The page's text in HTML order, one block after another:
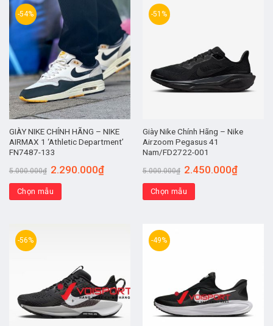
-54%
GIÀY NIKE CHÍNH HÃNG – NIKE
AIRMAX 1 ‘Athletic Department’
FN7487-133
5.000.000₫ 2.290.000₫
Chọn mẫu
-51%
Giày Nike Chính Hãng – Nike
Airzoom Pegasus 41
Nam/FD2722-001
5.000.000₫ 2.450.000₫
Chọn mẫu
-56% -49%